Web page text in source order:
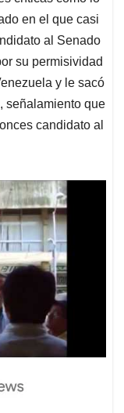
en el que casi
al Senado
su permisividad
y le sacó
señalamiento que
candidato al